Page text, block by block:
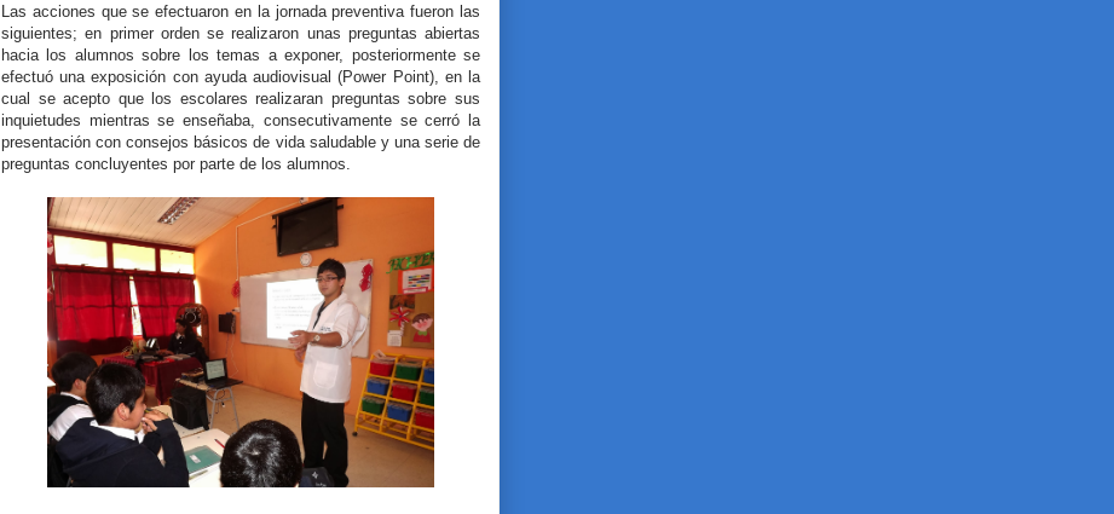
Las acciones que se efectuaron en la jornada preventiva fueron las
siguientes; en primer orden se realizaron unas preguntas abiertas
hacia los alumnos sobre los temas a exponer, posteriormente se
efectuó una exposición con ayuda audiovisual (Power Point), en la
cual se acepto que los escolares realizaran preguntas sobre sus
inquietudes mientras se enseñaba, consecutivamente se cerró la
presentación con consejos básicos de vida saludable y una serie de
preguntas concluyentes por parte de los alumnos.